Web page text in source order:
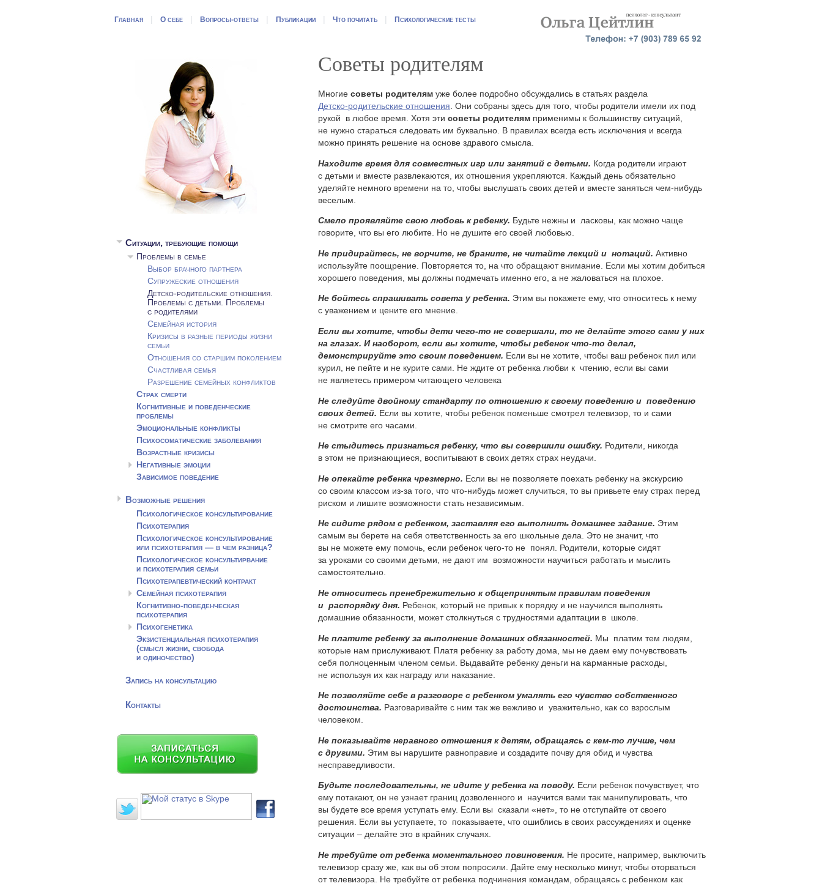
Главная О себе Вопросы-ответы Публикации Что почитать Психологические тесты
Советы родителям
Многие советы родителям уже более подробно обсуждались в статьях раздела
Детско-родительские отношения. Они собраны здесь для того, чтобы родители имели их под
рукой в любое время. Хотя эти советы родителям применимы к большинству ситуаций,
не нужно стараться следовать им буквально. В правилах всегда есть исключения и всегда
можно принять решение на основе здравого смысла.
Находите время для совместных игр или занятий с детьми. Когда родители играют
с детьми и вместе развлекаются, их отношения укрепляются. Каждый день обязательно
уделяйте немного времени на то, чтобы выслушать своих детей и вместе заняться чем-нибудь
веселым.
Смело проявляйте свою любовь к ребенку. Будьте нежны и ласковы, как можно чаще
говорите, что вы его любите. Но не душите его своей любовью.
Не придирайтесь, не ворчите, не браните, не читайте лекций и нотаций. Активно
используйте поощрение. Повторяется то, на что обращают внимание. Если мы хотим добиться
хорошего поведения, мы должны подмечать именно его, а не жаловаться на плохое.
Не бойтесь спрашивать совета у ребенка. Этим вы покажете ему, что относитесь к нему
с уважением и цените его мнение.
Если вы хотите, чтобы дети чего-то не совершали, то не делайте этого сами у них
на глазах. И наоборот, если вы хотите, чтобы ребенок что-то делал,
демонстрируйте это своим поведением. Если вы не хотите, чтобы ваш ребенок пил или
курил, не пейте и не курите сами. Не ждите от ребенка любви к чтению, если вы сами
не являетесь примером читающего человека
Не следуйте двойному стандарту по отношению к своему поведению и поведению
своих детей. Если вы хотите, чтобы ребенок поменьше смотрел телевизор, то и сами
не смотрите его часами.
Не стыдитесь признаться ребенку, что вы совершили ошибку. Родители, никогда
в этом не признающиеся, воспитывают в своих детях страх неудачи.
Не опекайте ребенка чрезмерно. Если вы не позволяете поехать ребенку на экскурсию
со своим классом из-за того, что что-нибудь может случиться, то вы привьете ему страх перед
риском и лишите возможности стать независимым.
Не сидите рядом с ребенком, заставляя его выполнить домашнее задание. Этим
самым вы берете на себя ответственность за его школьные дела. Это не значит, что
вы не можете ему помочь, если ребенок чего-то не понял. Родители, которые сидят
за уроками со своими детьми, не дают им возможности научиться работать и мыслить
самостоятельно.
Не относитесь пренебрежительно к общепринятым правилам поведения
и распорядку дня. Ребенок, который не привык к порядку и не научился выполнять
домашние обязанности, может столкнуться с трудностями адаптации в школе.
Не платите ребенку за выполнение домашних обязанностей. Мы платим тем людям,
которые нам прислуживают. Платя ребенку за работу дома, мы не даем ему почувствовать
себя полноценным членом семьи. Выдавайте ребенку деньги на карманные расходы,
не используя их как награду или наказание.
Не позволяйте себе в разговоре с ребенком умалять его чувство собственного
достоинства. Разговаривайте с ним так же вежливо и уважительно, как со взрослым
человеком.
Не показывайте неравного отношения к детям, обращаясь с кем-то лучше, чем
с другими. Этим вы нарушите равноправие и создадите почву для обид и чувства
несправедливости.
Будьте последовательны, не идите у ребенка на поводу. Если ребенок почувствует, что
ему потакают, он не узнает границ дозволенного и научится вами так манипулировать, что
вы будете все время уступать ему. Если вы сказали «нет», то не отступайте от своего
решения. Если вы уступаете, то показываете, что ошиблись в своих рассуждениях и оценке
ситуации – делайте это в крайних случаях.
Не требуйте от ребенка моментального повиновения. Не просите, например, выключить
телевизор сразу же, как вы об этом попросили. Дайте ему несколько минут, чтобы оторваться
от телевизора. Не требуйте от ребенка подчинения командам, обращаясь с ребенком как
Ситуации, требующие помощи
Проблемы в семье
Выбор брачного партнера
Супружеские отношения
Детско-родительские отношения.
Проблемы с детьми. Проблемы
с родителями
Семейная история
Кризисы в разные периоды жизни
семьи
Отношения со старшим поколением
Счастливая семья
Разрешение семейных конфликтов
Страх смерти
Когнитивные и поведенческие
проблемы
Эмоциональные конфликты
Психосоматические заболевания
Возрастные кризисы
Негативные эмоции
Зависимое поведение
Возможные решения
Психологическое консультирование
Психотерапия
Психологическое консультирование
или психотерапия — в чем разница?
Психологическое консультирвание
и психотерапия семьи
Психотерапевтический контракт
Семейная психотерапия
Когнитивно-поведенческая
психотерапия
Психогенетика
Экзистенциальная психотерапия
(смысл жизни, свобода
и одиночество)
Запись на консультацию
Контакты